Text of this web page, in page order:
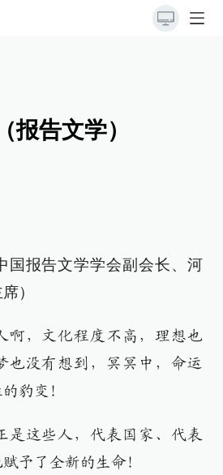
报告文学）
国报告文学学会副会长、河
）
啊，文化程度不高，理想也
也没有想到，冥冥中，命运
豹变！
是这些人，代表国家、代表
予了全新的生命！